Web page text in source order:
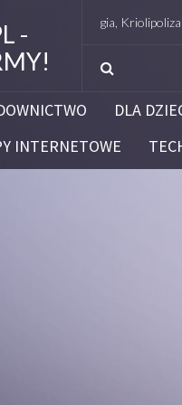
-
Kriolipoliza
DLA
INTERNETOWE